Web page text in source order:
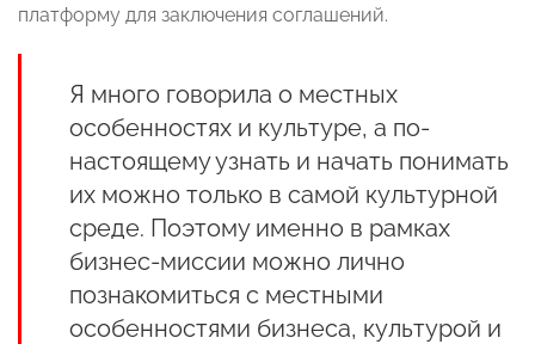
платформу для заключения соглашений.
Я много говорила о местных
особенностях и культуре, а по-
настоящему узнать и начать понимать
их можно только в самой культурной
среде. Поэтому именно в рамках
бизнес-миссии можно лично
познакомиться с местными
особенностями бизнеса, культурой и